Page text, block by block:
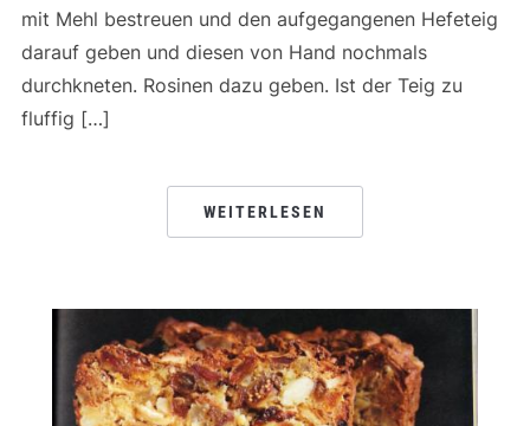
mit Mehl bestreuen und den aufgegangenen Hefeteig
darauf geben und diesen von Hand nochmals
durchkneten. Rosinen dazu geben. Ist der Teig zu
fluffig […]
WEITERLESEN